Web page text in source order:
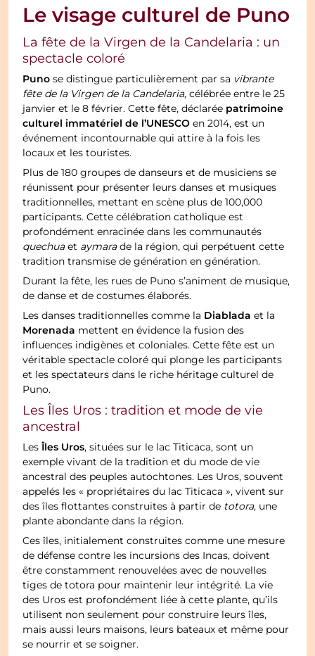
Le visage culturel de Puno
La fête de la Virgen de la Candelaria : un
spectacle coloré
Puno se distingue particulièrement par sa vibrante
fête de la Virgen de la Candelaria, célébrée entre le 25
janvier et le 8 février. Cette fête, déclarée patrimoine
culturel immatériel de l’UNESCO en 2014, est un
événement incontournable qui attire à la fois les
locaux et les touristes.
Plus de 180 groupes de danseurs et de musiciens se
réunissent pour présenter leurs danses et musiques
traditionnelles, mettant en scène plus de 100,000
participants. Cette célébration catholique est
profondément enracinée dans les communautés
quechuaet aymarade la région, qui perpétuent cette
tradition transmise de génération en génération.
Durant la fête, les rues de Puno s’animent de musique,
de danse et de costumes élaborés.
Les danses traditionnelles comme la Diablada et la
Morenada mettent en évidence la fusion des
influences indigènes et coloniales. Cette fête est un
véritable spectacle coloré qui plonge les participants
et les spectateurs dans le riche héritage culturel de
Puno.
Les Îles Uros : tradition et mode de vie
ancestral
LesÎles Uros, situées sur le lac Titicaca, sont un
exemple vivant de la tradition et du mode de vie
ancestral des peuples autochtones. Les Uros, souvent
appelés les « propriétaires du lac Titicaca », vivent sur
des îles flottantes construites à partir de totora, une
plante abondante dans la région.
Ces îles, initialement construites comme une mesure
de défense contre les incursions des Incas, doivent
être constamment renouvelées avec de nouvelles
tiges de totora pour maintenir leur intégrité. La vie
des Uros est profondément liée à cette plante, qu’ils
utilisent non seulement pour construire leurs îles,
mais aussi leurs maisons, leurs bateaux et même pour
se nourrir et se soigner.